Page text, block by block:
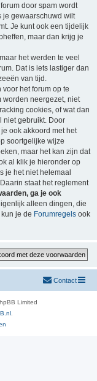
door spam wordt
je gewaarschuwd wilt
Je kunt ook een tijdelijk
maar dan krijg je
het werden te veel
Dat is iets lastiger dan
van tijd.
het forum op te
worden neergezet, niet
cookies, of wat dan
niet gebruikt. Door
ook akkoord met het
soortgelijke wijze
maar het kan zijn dat
al klik je hieronder op
je het niet helemaal
staat het reglement
ga je ook
alleen dingen, die
je de Forumregels ook
Contact
Limited